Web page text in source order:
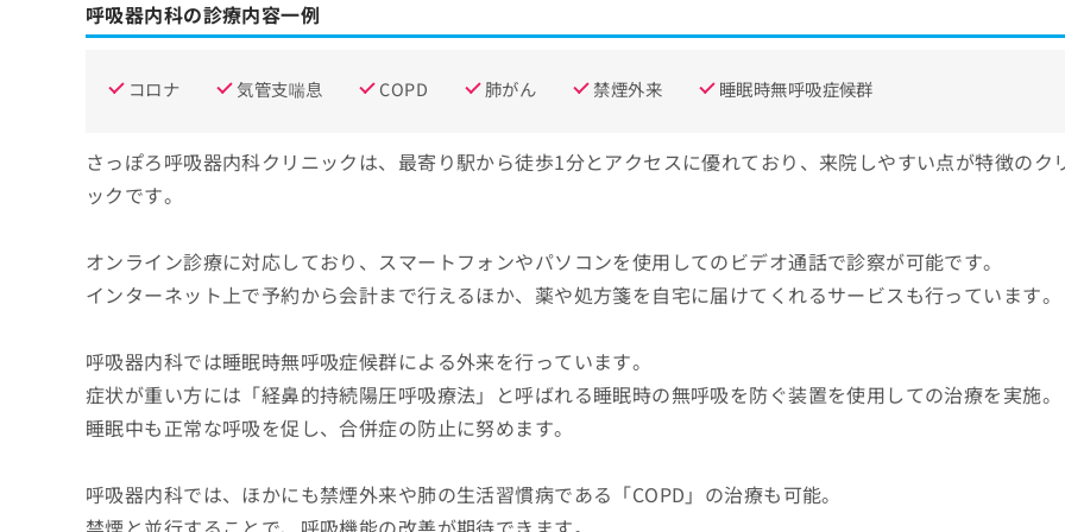
呼吸器内科の診療内容一例
コロナ 気管支喘息 COPD 肺がん 禁煙外来 睡眠時無呼吸症候群
さっぽろ呼吸器内科クリニックは、最寄り駅から徒歩1分とアクセスに優れており、来院しやすい点が特徴のク
ックです。
オンライン診療に対応しており、スマートフォンやパソコンを使用してのビデオ通話で診察が可能です。
インターネット上で予約から会計まで行えるほか、薬や処方箋を自宅に届けてくれるサービスも行っています。
呼吸器内科では睡眠時無呼吸症候群による外来を行っています。
症状が重い方には「経鼻的持続陽圧呼吸療法」と呼ばれる睡眠時の無呼吸を防ぐ装置を使用しての治療を実施。
睡眠中も正常な呼吸を促し、合併症の防止に努めます。
呼吸器内科では、ほかにも禁煙外来や肺の生活習慣病である「COPD」の治療も可能。